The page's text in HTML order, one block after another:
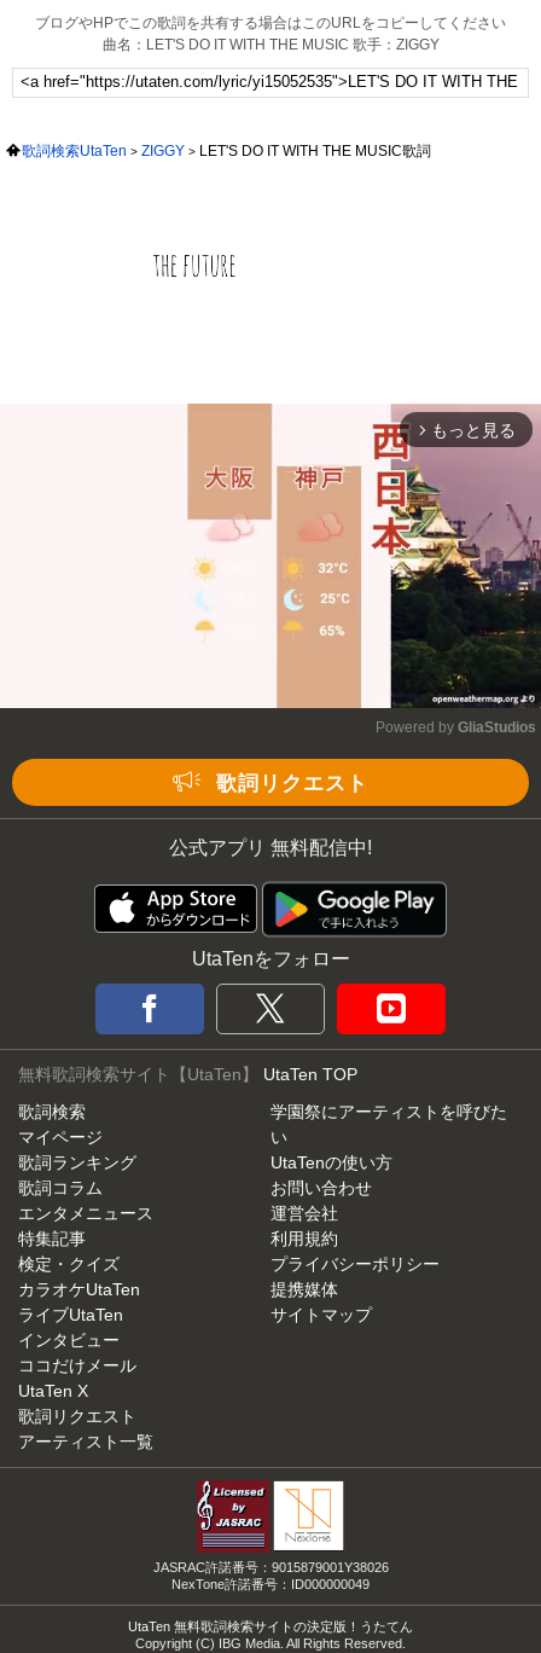
ブログやHPでこの歌詞を共有する場合はこのURLをコピーしてください
曲名：LET'S DO IT WITH THE MUSIC 歌手：ZIGGY
歌詞検索UtaTen ZIGGY LET'S DO IT WITH THE MUSIC歌詞
arrow_forward_ios もっと見る
Powered by GliaStudios
歌詞リクエスト
公式アプリ 無料配信中!
UtaTenをフォロー
無料歌詞検索サイト【UtaTen】 UtaTen TOP
歌詞検索
マイページ
歌詞ランキング
歌詞コラム
エンタメニュース
特集記事
検定・クイズ
カラオケUtaTen
ライブUtaTen
インタビュー
ココだけメール
UtaTen X
歌詞リクエスト
アーティスト一覧
学園祭にアーティストを呼びた
い
UtaTenの使い方
お問い合わせ
運営会社
利用規約
プライバシーポリシー
提携媒体
サイトマップ
JASRAC許諾番号：9015879001Y38026
NexTone許諾番号：ID000000049
UtaTen 無料歌詞検索サイトの決定版！うたてん
Copyright (C) IBG Media. All Rights Reserved.